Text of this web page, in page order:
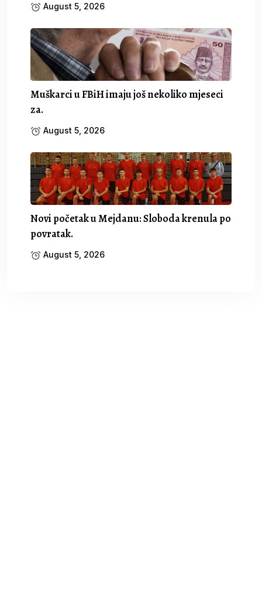
August 5, 2026
Muškarci u FBiH imaju još nekoliko mjeseci
za.
August 5, 2026
Novi početak u Mejdanu: Sloboda krenula po
povratak.
August 5, 2026